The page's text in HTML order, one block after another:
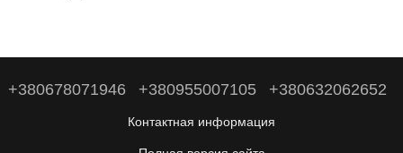
+380678071946 +380955007105 +380632062652
Контактная информация